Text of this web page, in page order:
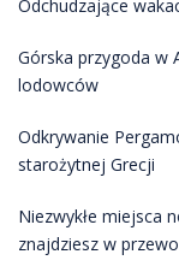
Odchudzające
Górska przygoda w
lodowców
Odkrywanie
starożytnej Grecji
Niezwykłe miejsca
znajdziesz w